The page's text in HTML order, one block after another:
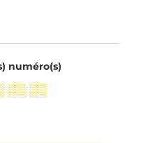
numéro(s)
▒▒ ▒▒